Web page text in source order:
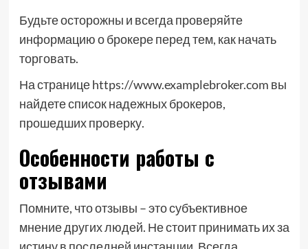
Будьте осторожны и всегда проверяйте
информацию о брокере перед тем, как начать
торговать.
На странице https://www.examplebroker.com вы
найдете список надежных брокеров,
прошедших проверку.
Особенности работы с
отзывами
Помните, что отзывы – это субъективное
мнение других людей. Не стоит принимать их за